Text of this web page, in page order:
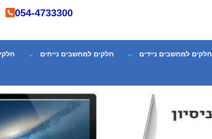
054-4733300
חלקים למחשבים ניידים חלקים למחשבים נייחים